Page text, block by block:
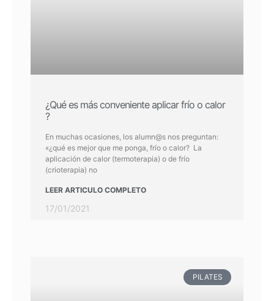
¿Qué es más conveniente aplicar frío o calor
?
En muchas ocasiones, los alumn@s nos preguntan:
«¿qué es mejor que me ponga, frío o calor? La
aplicación de calor (termoterapia) o de frío
(crioterapia) no
LEER ARTICULO COMPLETO
17/01/2021
PILATES